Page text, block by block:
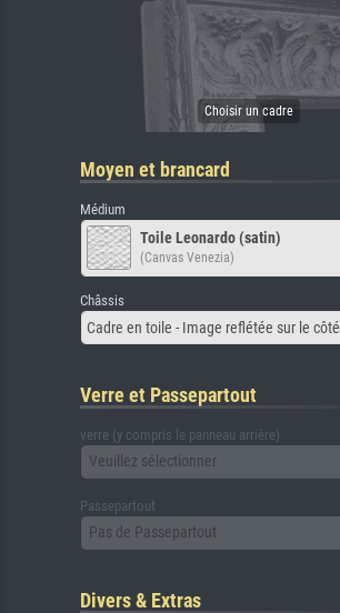
Moyen et brancard
Médium
Toile Leonardo (satin)
(Canvas Venezia)
Châssis
Cadre en toile - Image reflétée sur le côté
Verre et Passepartout
verre (y compris le panneau arrière)
Veuillez sélectionner
Passepartout
Pas de Passepartout
Divers & Extras